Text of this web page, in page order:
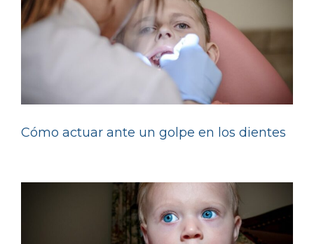
Cómo actuar ante un golpe en los dientes